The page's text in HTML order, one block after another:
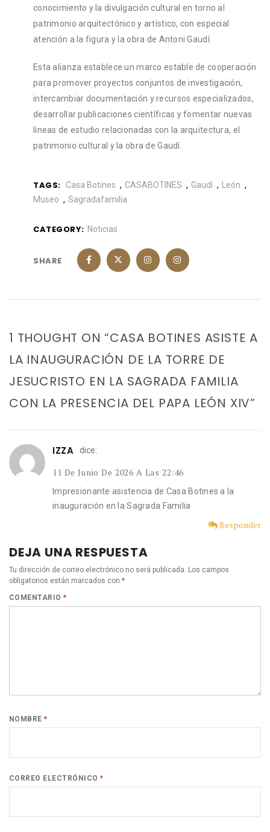
conocimiento y la divulgación cultural en torno al
patrimonio arquitectónico y artístico, con especial
atención a la figura y la obra de Antoni Gaudí.
Esta alianza establece un marco estable de cooperación
para promover proyectos conjuntos de investigación,
intercambiar documentación y recursos especializados,
desarrollar publicaciones científicas y fomentar nuevas
líneas de estudio relacionadas con la arquitectura, el
patrimonio cultural y la obra de Gaudí.
TAGS: Casa Botines CASABOTINES Gaudí
León
Museo
Sagradafamilia
CATEGORY: Noticias
SHARE
1 THOUGHT ON “CASA BOTINES ASISTE A
LA INAUGURACIÓN DE LA TORRE DE
JESUCRISTO EN LA SAGRADA FAMILIA
CON LA PRESENCIA DEL PAPA LEÓN XIV”
IZZA dice:
11 De Junio De 2026 A Las 22:46
Impresionante asistencia de Casa Botines a la
inauguración en la Sagrada Familia
Responder
DEJA UNA RESPUESTA
Tu dirección de correo electrónico no será publicada. Los campos
obligatorios están marcados con *
COMENTARIO*
NOMBRE*
CORREO ELECTRÓNICO*